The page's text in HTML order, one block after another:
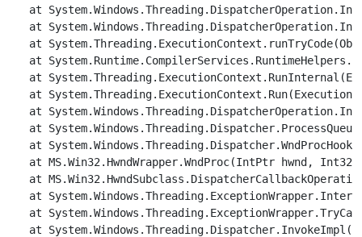
at
at
at
at
at
at
at
at
at
at MS.Win32.HwndWrapper.WndProc(IntPtr hwnd,
at
at
at
at